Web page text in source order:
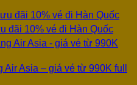
đãi 10% vé đi Hàn Quốc
Asia – giá vé từ 990K full